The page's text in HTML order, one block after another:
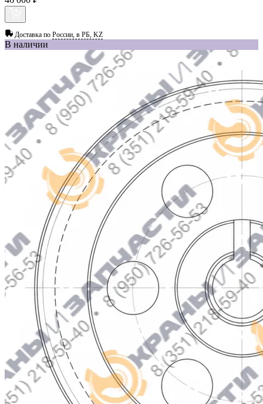
Доставка по России, в РБ, KZ
В наличии